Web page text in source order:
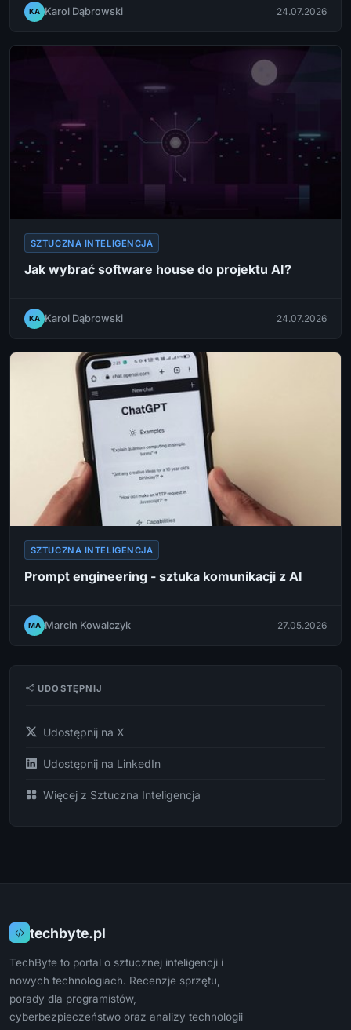
KA Karol Dąbrowski 24.07.2026
SZTUCZNA INTELIGENCJA
Jak wybrać software house do projektu AI?
KA Karol Dąbrowski 24.07.2026
SZTUCZNA INTELIGENCJA
Prompt engineering - sztuka komunikacji z AI
MA Marcin Kowalczyk 27.05.2026
UDOSTĘPNIJ
Udostępnij na X
Udostępnij na LinkedIn
Więcej z Sztuczna Inteligencja
techbyte.pl
TechByte to portal o sztucznej inteligencji i
nowych technologiach. Recenzje sprzętu,
porady dla programistów,
cyberbezpieczeństwo oraz analizy technologii